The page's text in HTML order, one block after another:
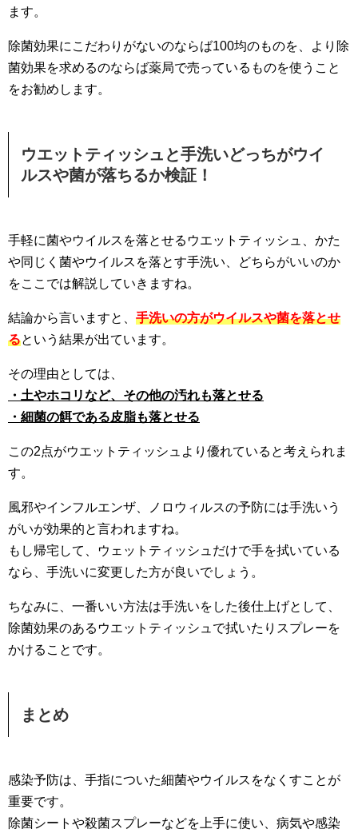
ます。
除菌効果にこだわりがないのならば100均のものを、より除
菌効果を求めるのならば薬局で売っているものを使うこと
をお勧めします。
ウエットティッシュと手洗いどっちがウイ
ルスや菌が落ちるか検証！
手軽に菌やウイルスを落とせるウエットティッシュ、かた
や同じく菌やウイルスを落とす手洗い、どちらがいいのか
をここでは解説していきますね。
結論から言いますと、 手洗いの方がウイルスや菌を落とせ
るという結果が出ています。
その理由としては、
・土やホコリなど、その他の汚れも落とせる
・細菌の餌である皮脂も落とせる
この2点がウエットティッシュより優れていると考えられま
す。
風邪やインフルエンザ、ノロウィルスの予防には手洗いう
がいが効果的と言われますね。
もし帰宅して、ウェットティッシュだけで手を拭いている
なら、手洗いに変更した方が良いでしょう。
ちなみに、一番いい方法は手洗いをした後仕上げとして、
除菌効果のあるウエットティッシュで拭いたりスプレーを
かけることです。
まとめ
感染予防は、手指についた細菌やウイルスをなくすことが
重要です。
除菌シートや殺菌スプレーなどを上手に使い、病気や感染